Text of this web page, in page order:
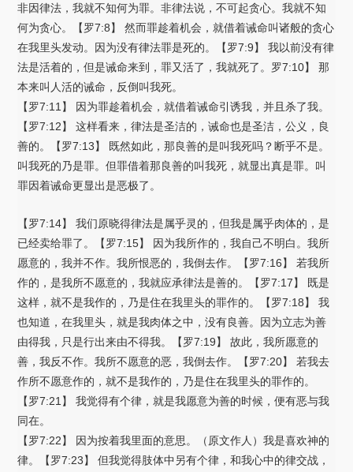
非因律法，我就不知何为罪。非律法说，不可起贪心。我就不知
何为贪心。【罗7:8】 然而罪趁着机会，就借着诫命叫诸般的贪心
在我里头发动。因为没有律法罪是死的。【罗7:9】 我以前没有律
法是活着的，但是诫命来到，罪又活了，我就死了。罗7:10】 那
本来叫人活的诫命，反倒叫我死。
【罗7:11】 因为罪趁着机会，就借着诫命引诱我，并且杀了我。
【罗7:12】 这样看来，律法是圣洁的，诫命也是圣洁，公义，良
善的。【罗7:13】 既然如此，那良善的是叫我死吗？断乎不是。
叫我死的乃是罪。但罪借着那良善的叫我死，就显出真是罪。叫
罪因着诫命更显出是恶极了。
【罗7:14】 我们原晓得律法是属乎灵的，但我是属乎肉体的，是
已经卖给罪了。【罗7:15】 因为我所作的，我自己不明白。我所
愿意的，我并不作。我所恨恶的，我倒去作。【罗7:16】 若我所
作的，是我所不愿意的，我就应承律法是善的。【罗7:17】 既是
这样，就不是我作的，乃是住在我里头的罪作的。【罗7:18】 我
也知道，在我里头，就是我肉体之中，没有良善。因为立志为善
由得我，只是行出来由不得我。【罗7:19】 故此，我所愿意的
善，我反不作。我所不愿意的恶，我倒去作。【罗7:20】 若我去
作所不愿意作的，就不是我作的，乃是住在我里头的罪作的。
【罗7:21】 我觉得有个律，就是我愿意为善的时候，便有恶与我
同在。
【罗7:22】 因为按着我里面的意思。（原文作人）我是喜欢神的
律。【罗7:23】 但我觉得肢体中另有个律，和我心中的律交战，